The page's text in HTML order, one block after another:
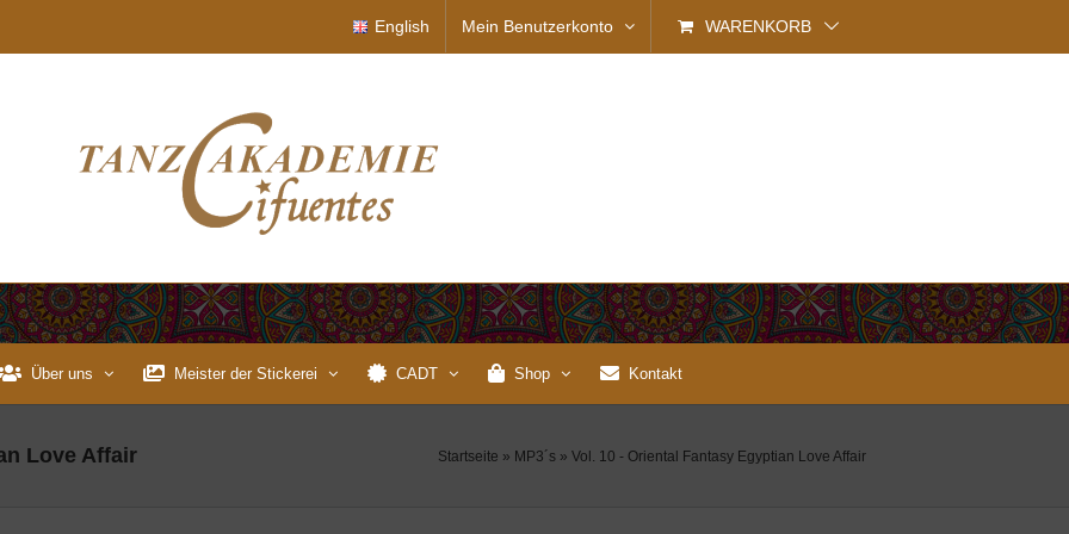
English Mein Benutzerkonto WARENKORB
Über uns Meister der Stickerei CADT Shop Kontakt
Love Affair Startseite » MP3´s » Vol. 10 - Oriental Fantasy Egyptian Love Affair